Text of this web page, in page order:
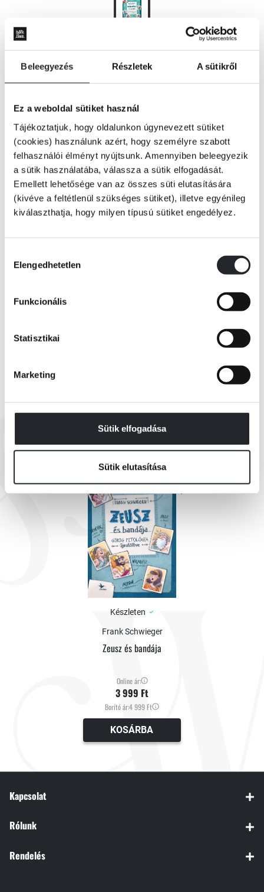
Beleegyezés Részletek A sütikről
Ez a weboldal sütiket használ
Tájékoztatjuk, hogy oldalunkon úgynevezett sütiket
(cookies) használunk azért, hogy személyre szabott
felhasználói élményt nyújtsunk. Amennyiben beleegyezik
a sütik használatába, válassza a sütik elfogadását.
Emellett lehetősége van az összes süti elutasítására
(kivéve a feltétlenül szükséges sütiket), illetve egyénileg
kiválaszthatja, hogy milyen típusú sütiket engedélyez.
kiválasztása
Elengedhetetlen
Funkcionális
Statisztikai
Marketing
Sütik elfogadása
Sütik elutasítása
KOSÁRBA
Bírod az ógörög mitológiát? Szuper sztorik vannak benne, igaz? És a
trójai balhé, meg utána a rafkós Odüsszeusz kavargása a tengeren még
a többinél is izgalmasabb. Tövig fogod rágni a körmöd, az tuti.
Miért tört ki a trójai háború?
Kik harcoltak egymással?
Tényleg létezett a trójai faló? És hogy nézett ki?
Odüsszeusz & Tsai. kitálalnak mindenről
Tovább
KÖNYV ADATAI
RÉSZLET A KÖNYVBŐL
EZEK IS ÉRDEKELHETNEK
Készleten
Frank Schwieger
Zeusz és bandája
Online ár:
3 999 Ft
Borító ár:4 999 Ft
KOSÁRBA
Kapcsolat
Rólunk
Rendelés